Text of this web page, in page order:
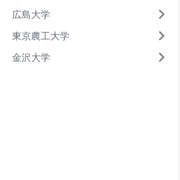
広島大学
東京農工大学
金沢大学